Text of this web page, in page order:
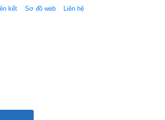
kết Sơ đồ web Liên hệ